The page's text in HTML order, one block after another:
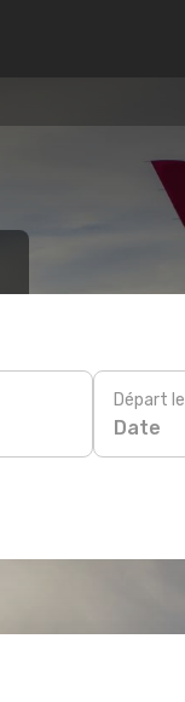
Départ le
Date